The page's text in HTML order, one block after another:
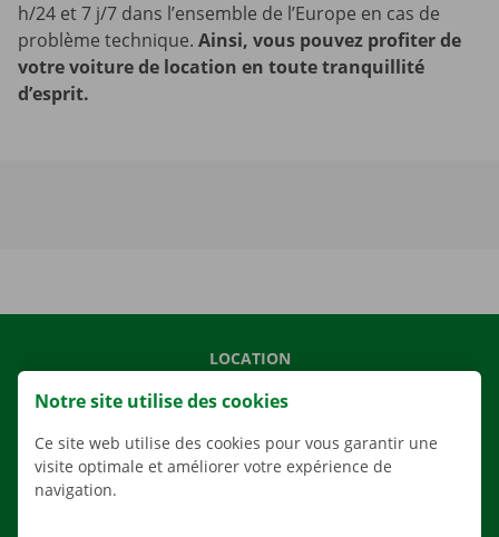
h/24 et 7 j/7 dans l’ensemble de l’Europe en cas de
problème technique. Ainsi, vous pouvez profiter de
votre voiture de location en toute tranquillité
d’esprit.
LOCATION
NOS VÉHICULES
AGENCES
Notre site utilise des cookies
Ce site web utilise des cookies pour vous garantir une
visite optimale et améliorer votre expérience de
navigation.